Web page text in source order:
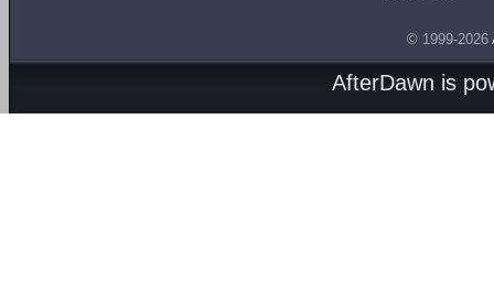
© 1999-2026
AfterDawn is